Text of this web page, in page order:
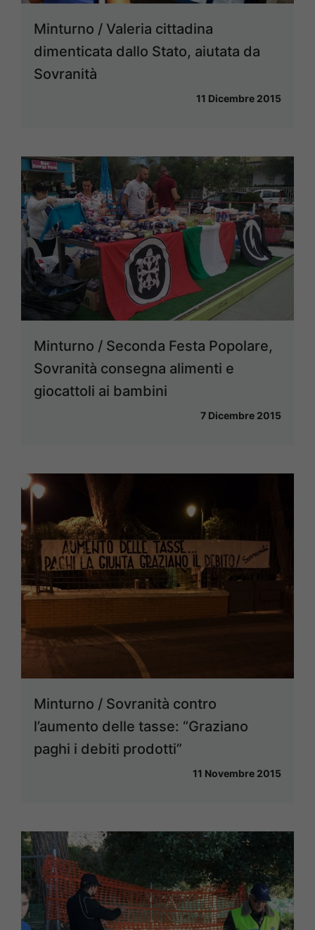
Minturno / Valeria cittadina
dimenticata dallo Stato, aiutata da
Sovranità
11 Dicembre 2015
Minturno / Seconda Festa Popolare,
‎Sovranità‬ consegna alimenti e
giocattoli ai bambini
7 Dicembre 2015
Minturno / Sovranità contro
l’aumento delle tasse: “Graziano
paghi i debiti prodotti”
11 Novembre 2015